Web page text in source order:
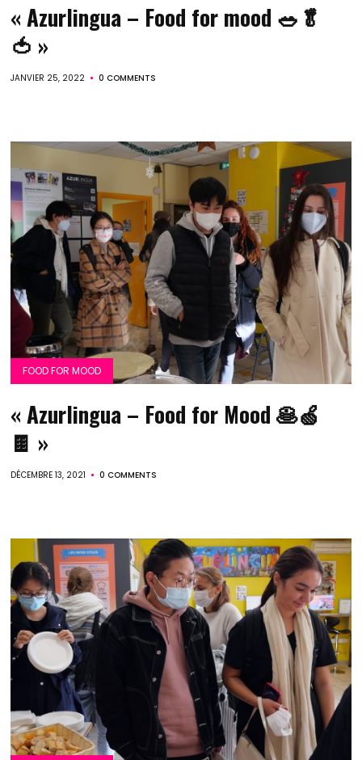
« Azurlingua – Food for mood 🥗🥬
🍅 »
JANVIER 25, 2022 0 COMMENTS
FOOD FOR MOOD
« Azurlingua – Food for Mood 🥞🍏
🍫 »
DÉCEMBRE 13, 2021 0 COMMENTS